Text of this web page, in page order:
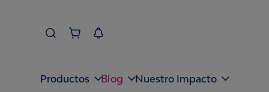
Productos Blog Nuestro Impacto